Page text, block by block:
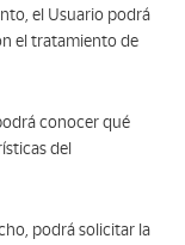
el Usuario podrá
el tratamiento de
conocer qué
del
podrá solicitar la